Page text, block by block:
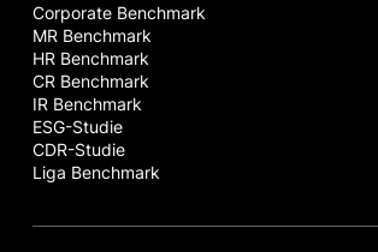
Corporate Benchmark
MR Benchmark
HR Benchmark
CR Benchmark
IR Benchmark
ESG-Studie
CDR-Studie
Liga Benchmark